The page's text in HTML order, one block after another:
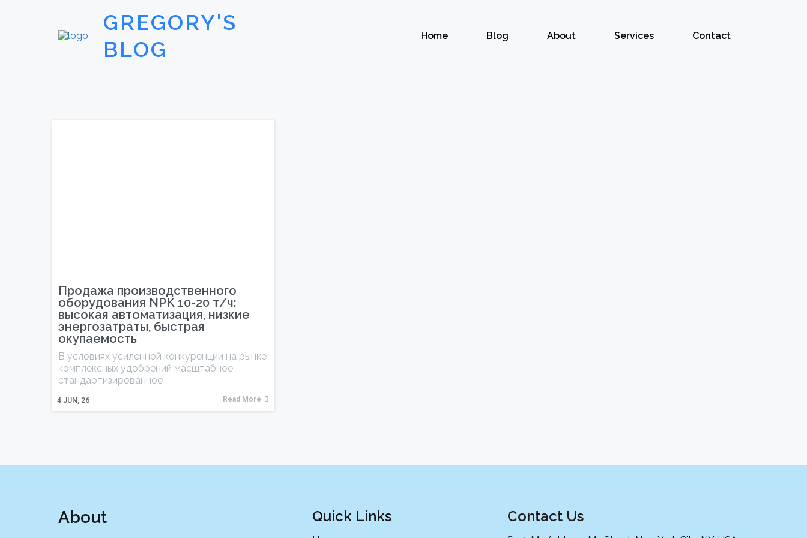
GREGORY'S
BLOG
Home Blog About Services Contact
Продажа производственного
оборудования NPK 10-20 т/ч:
высокая автоматизация, низкие
энергозатраты, быстрая
окупаемость
4 JUN, 26
В условиях усиленной конкуренции на рынке
комплексных удобрений масштабное,
стандартизированное
Read More
About Quick Links Contact Us